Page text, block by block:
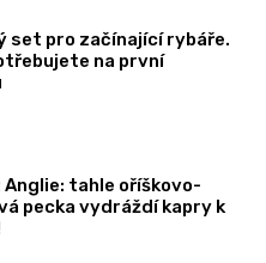
set pro začínající rybáře.
na první
Anglie: tahle oříškovo-
pecka vydráždí kapry k